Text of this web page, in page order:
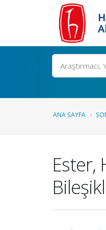
Ara
ANA SAYFA
Ester,